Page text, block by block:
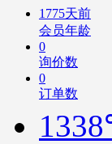
1775天前
会员年龄
0
询价数
0
订单数